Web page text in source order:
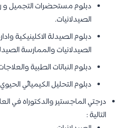
دبلوم مستحضرات التجميل و
الصيدلانيات.
دبلوم الصيدلة الاكلينيكية
الصيدلانيات والممارسة
دبلوم النباتات الطبية
دبلوم التحليل الكيميائي
درجتي الماجستير والدكتوراه في
التالية :